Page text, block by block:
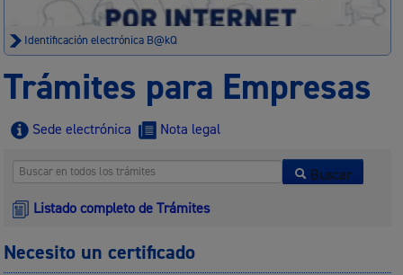
Identificación electrónica B@kQ
Trámites para Empresas
Sede electrónica Nota legal
Buscar
Listado completo de Trámites
Necesito un certificado